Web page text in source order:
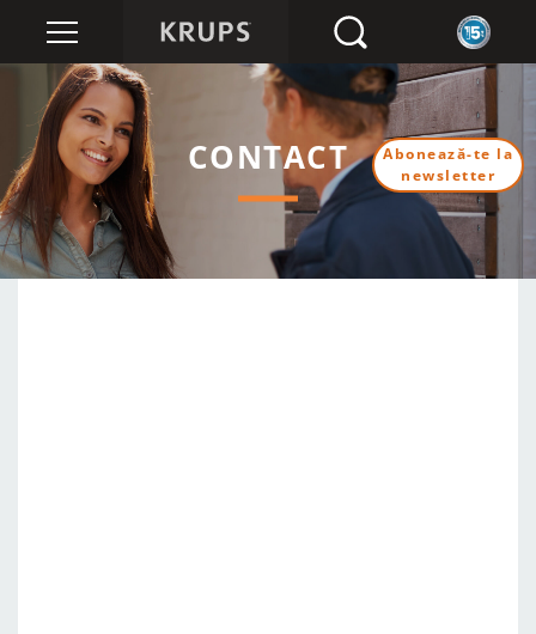
CONTACT
Abonează-te la
newsletter